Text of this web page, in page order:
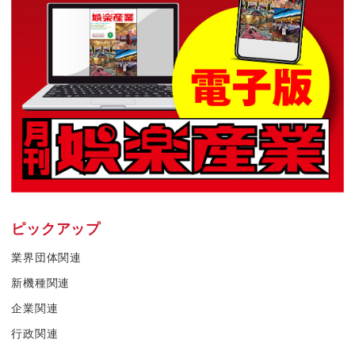
ピックアップ
業界団体関連
新機種関連
企業関連
行政関連